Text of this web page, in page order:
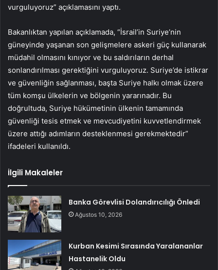
vurguluyoruz” açıklamasını yaptı.
Bakanlıktan yapılan açıklamada, “İsrail’in Suriye’nin
güneyinde yaşanan son gelişmelere askeri güç kullanarak
müdahil olmasını kınıyor ve bu saldırıların derhal
sonlandırılması gerektiğini vurguluyoruz. Suriye’de istikrar
ve güvenliğin sağlanması, başta Suriye halkı olmak üzere
tüm komşu ülkelerin ve bölgenin yararınadır. Bu
doğrultuda, Suriye hükümetinin ülkenin tamamında
güvenliği tesis etmek ve mevcudiyetini kuvvetlendirmek
üzere attığı adımların desteklenmesi gerekmektedir”
ifadeleri kullanıldı.
İlgili Makaleler
Banka Görevlisi Dolandırıcılığı Önledi
Ağustos 10, 2026
Kurban Kesimi Sırasında Yaralananlar
Hastanelik Oldu